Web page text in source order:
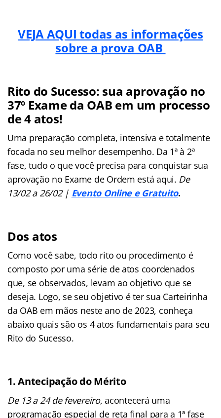
VEJA AQUI todas as informações
sobre a prova OAB
Rito do Sucesso: sua aprovação no
37º Exame da OAB em um processo
de 4 atos!
Uma preparação completa, intensiva e totalmente
focada no seu melhor desempenho. Da 1ª à 2ª
fase, tudo o que você precisa para conquistar sua
aprovação no Exame de Ordem está aqui. De
13/02 a 26/02 | Evento Online e Gratuito.
Dos atos
Como você sabe, todo rito ou procedimento é
composto por uma série de atos coordenados
que, se observados, levam ao objetivo que se
deseja. Logo, se seu objetivo é ter sua Carteirinha
da OAB em mãos neste ano de 2023, conheça
abaixo quais são os 4 atos fundamentais para seu
Rito do Sucesso.
1.Antecipação do Mérito
De 13 a 24 de fevereiro, acontecerá uma
programação especial de reta final para a 1ª fase